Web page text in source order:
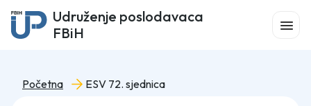
Udruženje poslodavaca
FBiH
Početna ESV 72. sjednica